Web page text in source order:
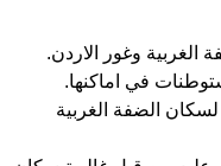
الغربية وغور الاردن.
في اماكنها.
الضفة الغربية